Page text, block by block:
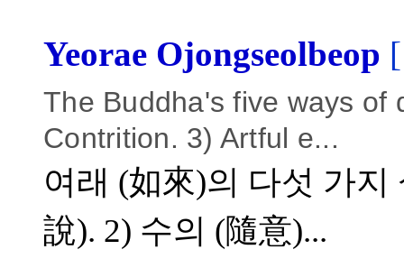
Yeorae Ojongseolbeop
The Buddha's five ways of
Contrition. 3) Artful e...
여래 (如來)의 다섯 가
說). 2) 수의 (隨意)...